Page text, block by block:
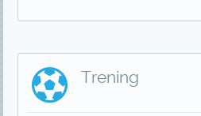
Trening